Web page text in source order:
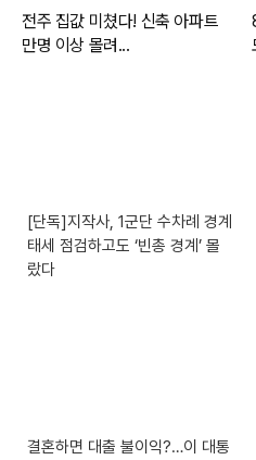
[단독]지작사, 1군단 수차례 경계
태세 점검하고도 ‘빈총 경계’ 몰
랐다
결혼하면 대출 불이익?…이 대통